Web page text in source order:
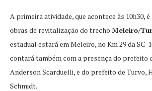
A primeira atividade, que acontece às 10h30,
obras de revitalização do trecho Meleiro/
estadual estará em Meleiro, no Km 29 da SC-
contará também com a presença do prefeito
Anderson Scarduelli, e do prefeito de Turvo,
Schmidt.